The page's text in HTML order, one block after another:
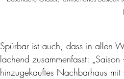
Spürbar ist auch, dass in allen
lachend zusammenfasst:
hinzugekauftes Nachbarhaus